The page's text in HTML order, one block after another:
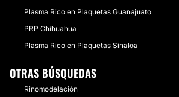
Plasma Rico en Plaquetas Guanajuato
PRP Chihuahua
Plasma Rico en Plaquetas Sinaloa
OTRAS BÚSQUEDAS
Rinomodelación